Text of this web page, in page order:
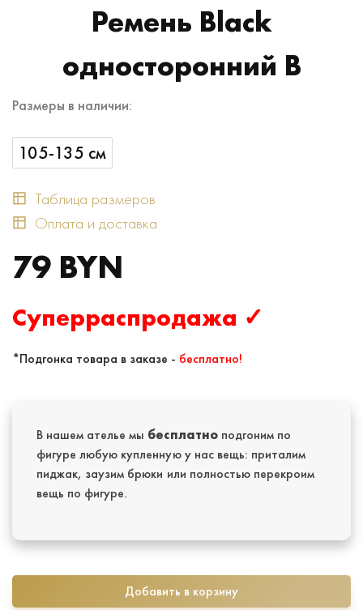
Ремень Black
односторонний B
Размеры в наличии:
105-135 см
Таблица размеров
Оплата и доставка
79 BYN
Суперраспродажа ✓
*Подгонка товара в заказе - бесплатно!
В нашем ателье мы бесплатноподгоним по
фигуре любую купленную у нас вещь: приталим
пиджак, заузим брюки или полностью перекроим
вещь по фигуре.
Добавить в корзину